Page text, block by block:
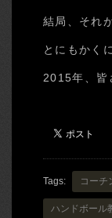
結局、それ
とにもかく
2015年、皆
Tags: コーチ
ハンドボール